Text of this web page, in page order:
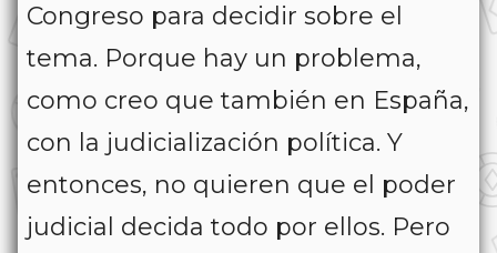
Congreso para decidir sobre el
tema. Porque hay un problema,
como creo que también en España,
con la judicialización política. Y
entonces, no quieren que el poder
judicial decida todo por ellos. Pero